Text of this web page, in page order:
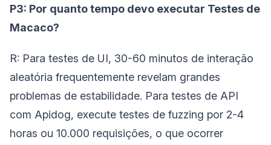
P3: Por quanto tempo devo executar Testes de
Macaco?
R: Para testes de UI, 30-60 minutos de interação
aleatória frequentemente revelam grandes
problemas de estabilidade. Para testes de API
com Apidog, execute testes de fuzzing por 2-4
horas ou 10.000 requisições, o que ocorrer